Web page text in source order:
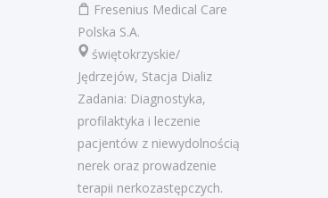
Klient portalu Praca.pl
świętokrzyskie/ Skarżysko-Kamienna
obsługa klientów utrzymywanie dobrych
relacji z klientami realizacja celów
sprzedażowych dbałość o wysoką jakość
obsługi klientów oraz firm...
dzisiaj
Fresenius Medical Care
Polska S.A.
świętokrzyskie/
Jędrzejów, Stacja Dializ
Zadania: Diagnostyka,
profilaktyka i leczenie
pacjentów z niewydolnością
nerek oraz prowadzenie
terapii nerkozastępczych.